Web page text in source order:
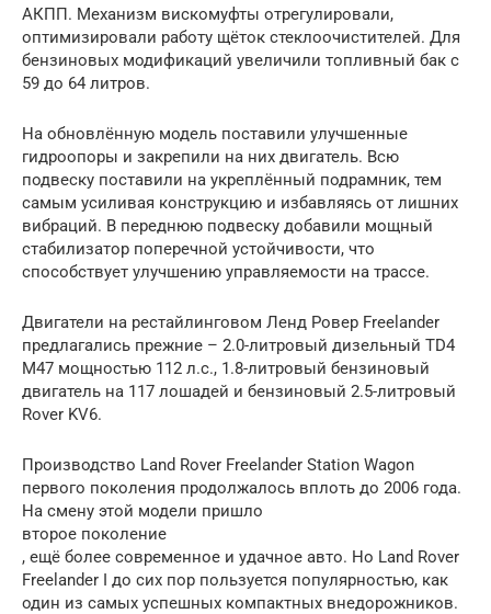
АКПП. Механизм вискомуфты отрегулировали,
оптимизировали работу щёток стеклоочистителей. Для
бензиновых модификаций увеличили топливный бак с
59 до 64 литров.
На обновлённую модель поставили улучшенные
гидроопоры и закрепили на них двигатель. Всю
подвеску поставили на укреплённый подрамник, тем
самым усиливая конструкцию и избавляясь от лишних
вибраций. В переднюю подвеску добавили мощный
стабилизатор поперечной устойчивости, что
способствует улучшению управляемости на трассе.
Двигатели на рестайлинговом Ленд Ровер Freelander
предлагались прежние – 2.0-литровый дизельный TD4
М47 мощностью 112 л.с., 1.8-литровый бензиновый
двигатель на 117 лошадей и бензиновый 2.5-литровый
Rover KV6.
Производство Land Rover Freelander Station Wagon
первого поколения продолжалось вплоть до 2006 года.
На смену этой модели пришло
второе поколение
, ещё более современное и удачное авто. Но Land Rover
Freelander I до сих пор пользуется популярностью, как
один из самых успешных компактных внедорожников.